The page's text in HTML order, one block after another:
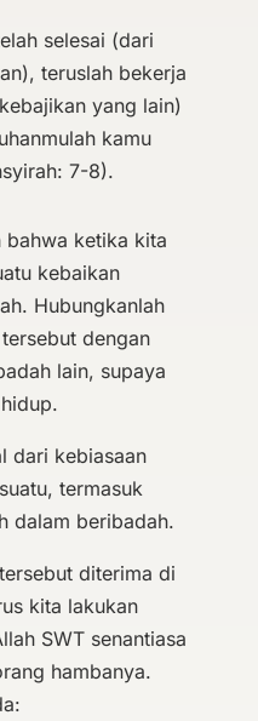
selesai (dari
teruslah bekerja
yang lain)
kamu
7-8).
bahwa ketika kita
kebaikan
Hubungkanlah
dengan
lain, supaya
dari kebiasaan
termasuk
dalam beribadah.
diterima di
kita lakukan
SWT senantiasa
hambanya.